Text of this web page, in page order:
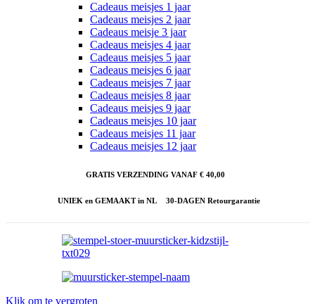
Cadeaus meisjes 1 jaar
Cadeaus meisjes 2 jaar
Cadeaus meisje 3 jaar
Cadeaus meisjes 4 jaar
Cadeaus meisjes 5 jaar
Cadeaus meisjes 6 jaar
Cadeaus meisjes 7 jaar
Cadeaus meisjes 8 jaar
Cadeaus meisjes 9 jaar
Cadeaus meisjes 10 jaar
Cadeaus meisjes 11 jaar
Cadeaus meisjes 12 jaar
GRATIS VERZENDING VANAF € 40,00
UNIEK en GEMAAKT in NL 30-DAGEN Retourgarantie
Klik om te vergroten